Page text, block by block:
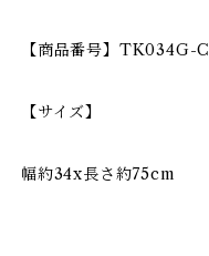
【商品番号】TK034G-C
【サイズ】
幅約34x長さ約75cm